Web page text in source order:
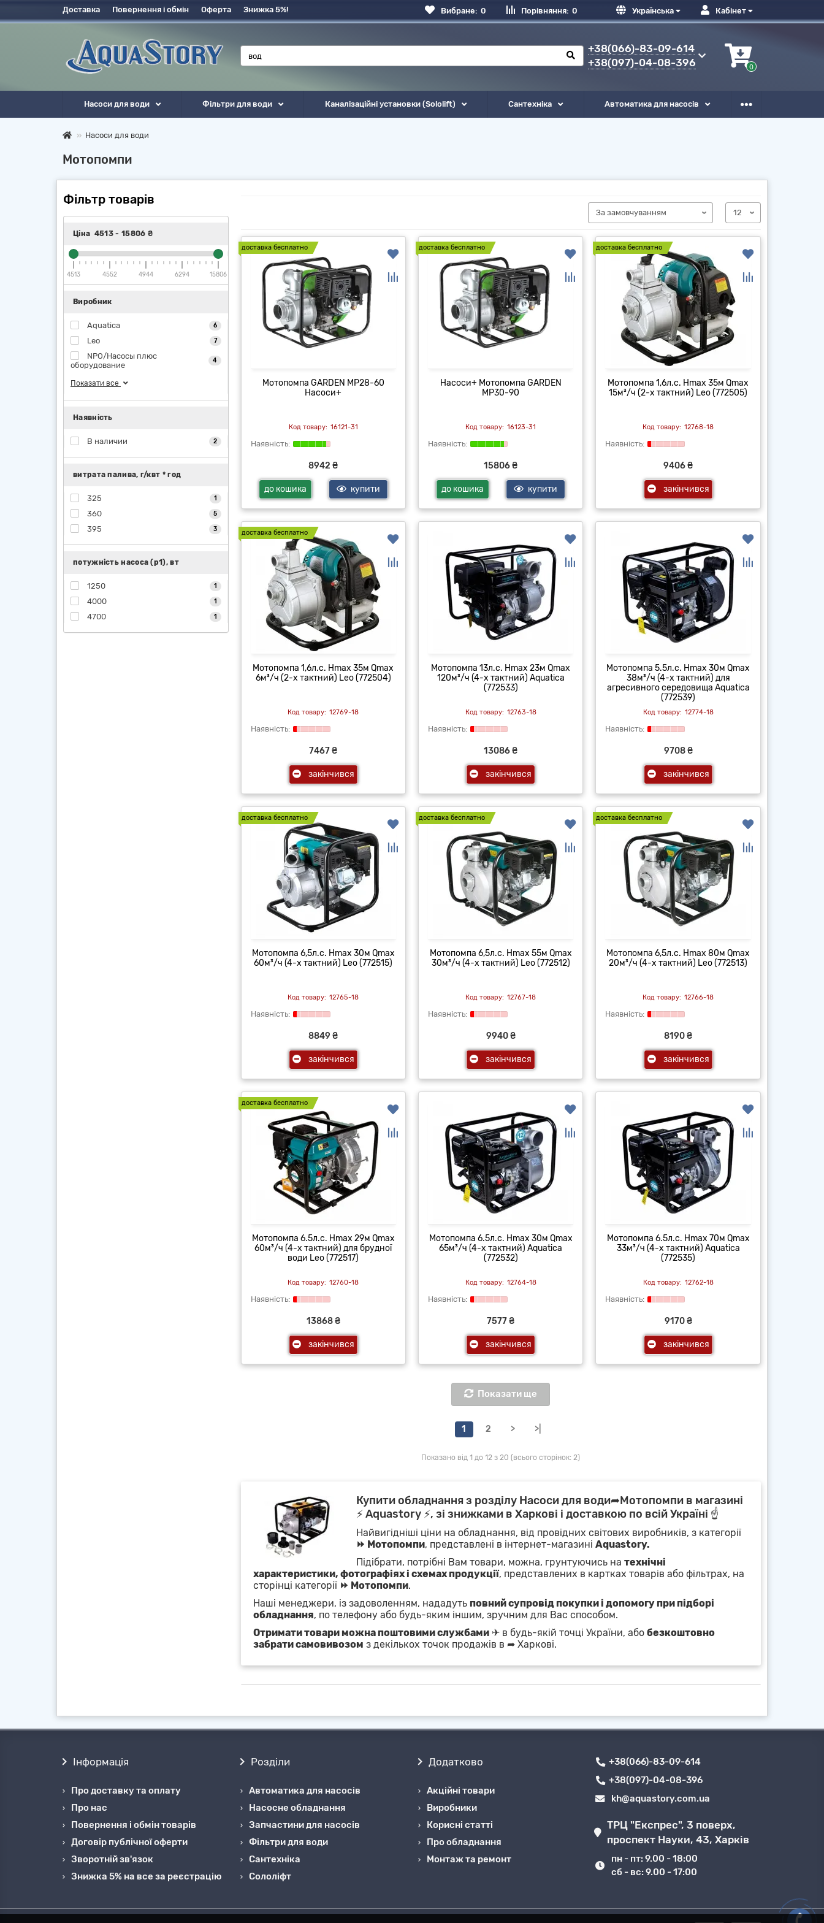
Кабінет
Українська
Порівняння: 0
Вибране: 0
Доставка Повернення і обмін Оферта Знижка 5%!
+38(066)-83-09-614
+38(097)-04-08-396
0
Насоси для води Фільтри для води Каналізаційні установки (Sololift) Сантехніка Автоматика для насосів
Насоси для води
Мотопомпи
Фільтр товарів
Ціна 4513 - 15806 ₴
4513 4552 4944 6294 15806
Виробник
Aquatica 6
Leo 7
NPO/Насосы плюс
оборудование
4
Показати все
Наявність
В наличии 2
витрата палива, г/квт * год
325 1
360 5
395 3
потужність насоса (р1), вт
1250 1
4000 1
4700 1
доставка бесплатно
Мотопомпа GARDEN MP28-60
Насоси+
16121-31
8942 ₴
до кошика купити
доставка бесплатно
Насоси+ Мотопомпа GARDEN
MP30-90
16123-31
15806 ₴
до кошика купити
доставка бесплатно
Мотопомпа 1,6л.с. Hmax 35м Qmax
15м³/ч (2-х тактний) Leo (772505)
12768-18
9406 ₴
закінчився
доставка бесплатно
Мотопомпа 1,6л.с. Hmax 35м Qmax
6м³/ч (2-х тактний) Leo (772504)
12769-18
7467 ₴
закінчився
Мотопомпа 13л.с. Hmax 23м Qmax
120м³/ч (4-х тактний) Aquatica
(772533)
12763-18
13086 ₴
закінчився
Мотопомпа 5.5л.с. Hmax 30м Qmax
38м³/ч (4-х тактний) для
агресивного середовища Aquatica
(772539)
12774-18
9708 ₴
закінчився
доставка бесплатно
Мотопомпа 6,5л.с. Hmax 30м Qmax
60м³/ч (4-х тактний) Leo (772515)
12765-18
8849 ₴
закінчився
доставка бесплатно
Мотопомпа 6,5л.с. Hmax 55м Qmax
30м³/ч (4-х тактний) Leo (772512)
12767-18
9940 ₴
закінчився
доставка бесплатно
Мотопомпа 6,5л.с. Hmax 80м Qmax
20м³/ч (4-х тактний) Leo (772513)
12766-18
8190 ₴
закінчився
доставка бесплатно
Мотопомпа 6.5л.с. Hmax 29м Qmax
60м³/ч (4-х тактний) для брудної
води Leo (772517)
12760-18
13868 ₴
закінчився
Мотопомпа 6.5л.с. Hmax 30м Qmax
65м³/ч (4-х тактний) Aquatica
(772532)
12764-18
7577 ₴
закінчився
Мотопомпа 6.5л.с. Hmax 70м Qmax
33м³/ч (4-х тактний) Aquatica
(772535)
12762-18
9170 ₴
закінчився
Показати ще
1 2 > >|
Показано від 1 до 12 з 20 (всього сторінок: 2)
Купити обладнання з розділу Насоси для води➦Мотопомпи в магазині
⚡ Aquastory ⚡, зі знижками в Харкові і доставкою по всій Україні ☝
Найвигідніші ціни на обладнання, від провідних світових виробників, з категорії
⏩ Мотопомпи, представлені в інтернет-магазині Aquastory.
Підібрати, потрібні Вам товари, можна, грунтуючись на технічні
характеристики, фотографіях і схемах продукції, представлених в картках товарів або фільтрах, на
сторінці категорії ⏩ Мотопомпи.
Наші менеджери, із задоволенням, нададуть повний супровід покупки і допомогу при підборі
обладнання, по телефону або будь-яким іншим, зручним для Вас способом.
Отримати товари можна поштовими службами✈ в будь-якій точці України, або безкоштовно
забрати самовивозом з декількох точок продажів в ➦ Харкові.
Інформація
Про доставку та оплату
Про нас
Повернення і обмін товарів
Договір публічної оферти
Зворотній зв'язок
Знижка 5% на все за реєстрацію
Розділи
Автоматика для насосів
Насосне обладнання
Запчастини для насосів
Фільтри для води
Сантехніка
Cололіфт
Додатково
Акційні товари
Виробники
Корисні статті
Про обладнання
Монтаж та ремонт
+38(066)-83-09-614
+38(097)-04-08-396
kh@aquastory.com.ua
ТРЦ "Експрес", 3 поверх,
проспект Науки, 43, Харків
пн - пт: 9.00 - 18:00
сб - вс: 9.00 - 17:00